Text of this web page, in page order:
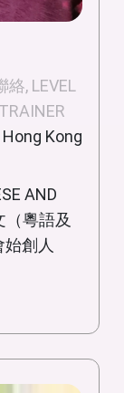
絡, LEVEL
Kong
AND
（粵語及
創人